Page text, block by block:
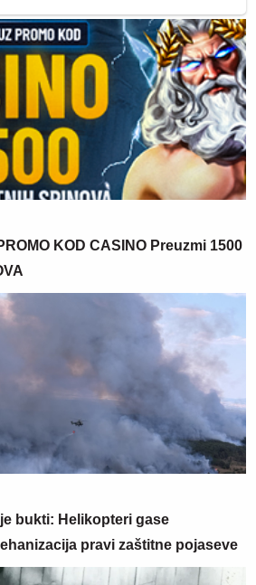
KOD CASINO Preuzmi 1500
bukti: Helikopteri gase
pravi zaštitne pojaseve